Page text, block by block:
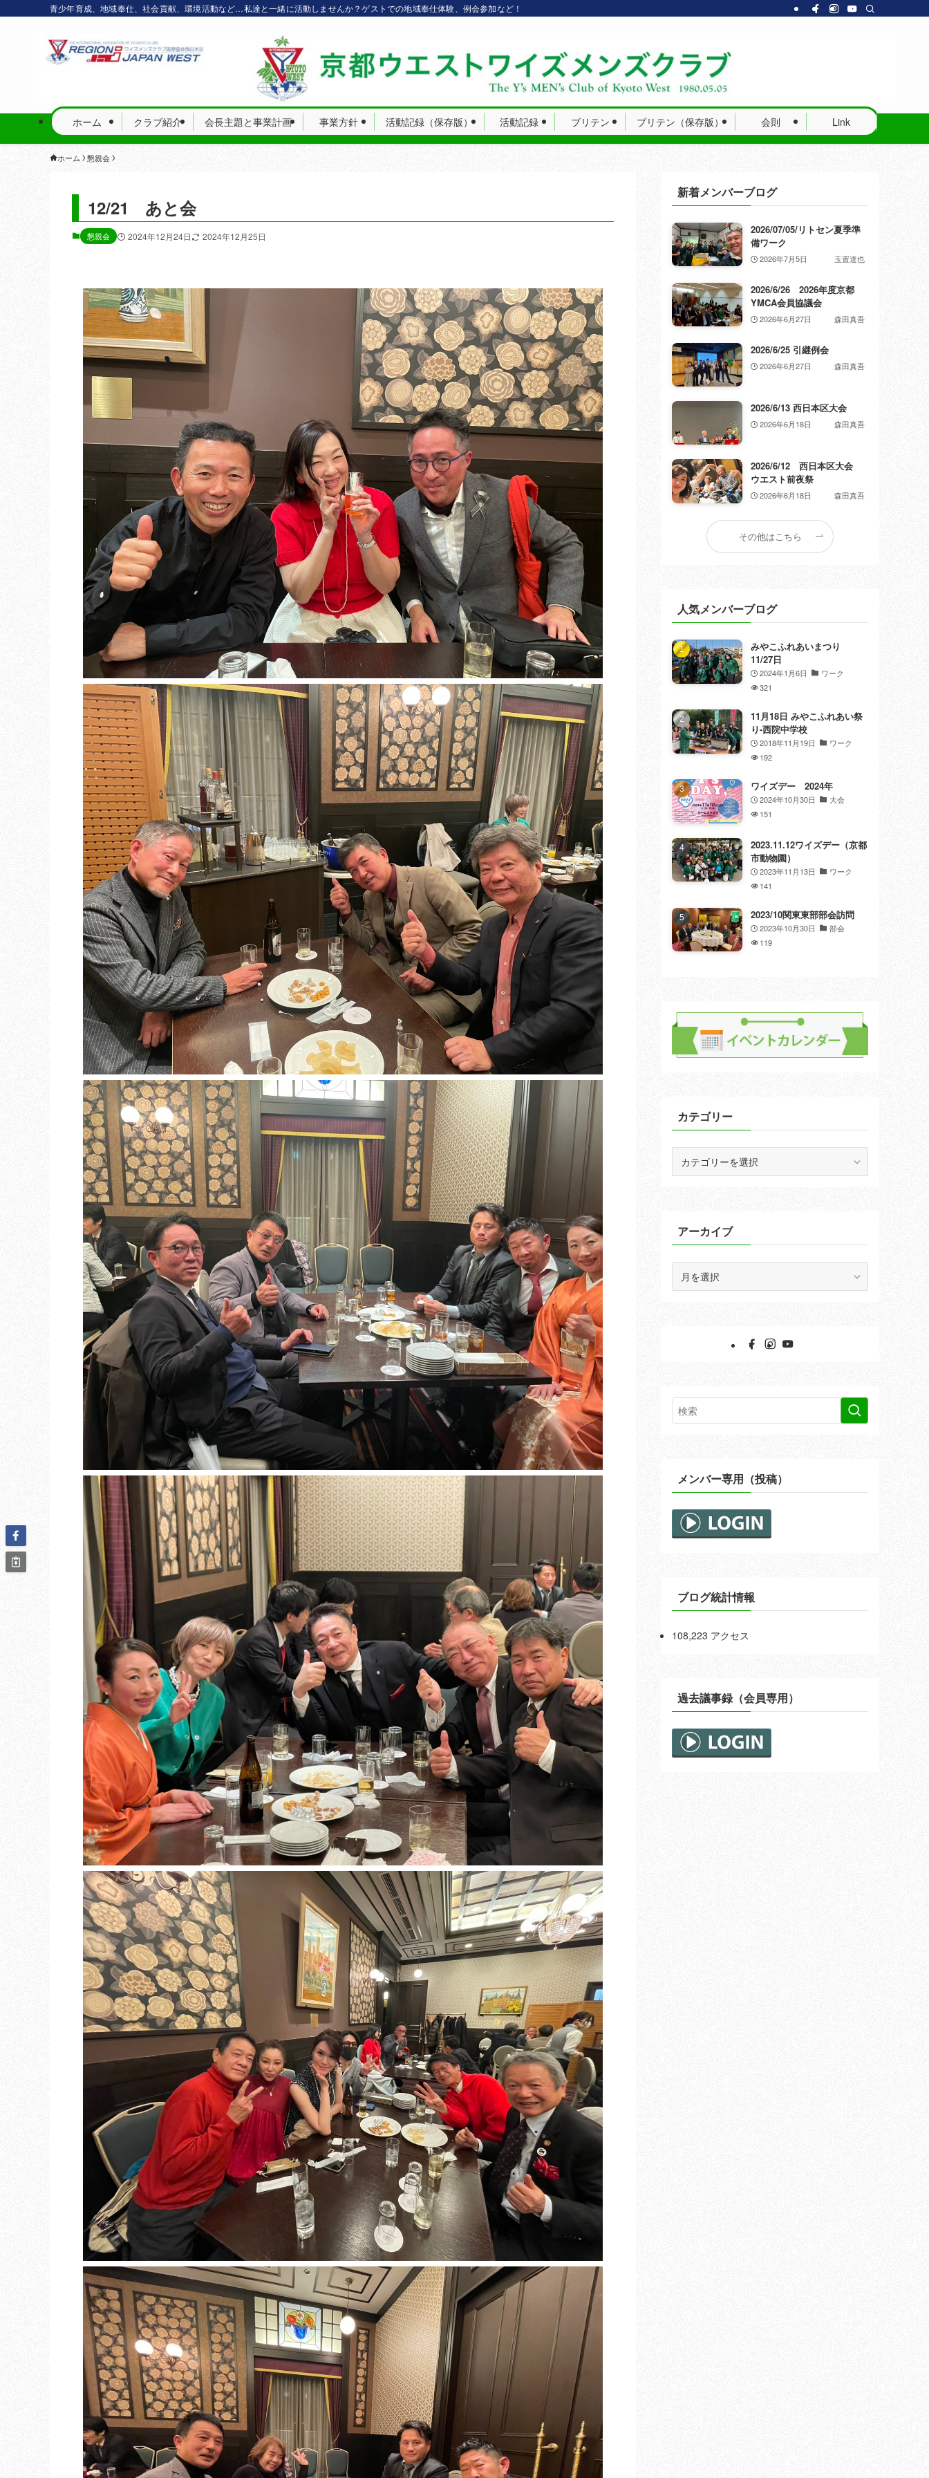
青少年育成、地域奉仕、社会貢献、環境活動など…私達と一緒に活動しませんか？ゲストでの地域奉仕体験、例会参加など！
ホーム クラブ紹介 会長主題と事業計画 事業方針 活動記録（保存版） 活動記録 ブリテン ブリテン（保存版） 会則 Link
ホーム 懇親会
12/21 あと会
懇親会 2024年12月24日 2024年12月25日
新着メンバーブログ
2026/07/05/リトセン夏季準
備ワーク
2026年7月5日 玉置達也
2026/6/26 2026年度京都
YMCA会員協議会
2026年6月27日 森田真吾
2026/6/25 引継例会
2026年6月27日 森田真吾
2026/6/13 西日本区大会
2026年6月18日 森田真吾
2026/6/12 西日本区大会
ウエスト前夜祭
2026年6月18日 森田真吾
その他はこちら
人気メンバーブログ
みやこふれあいまつり
11/27日
2024年1月6日
ワーク
321
11月18日 みやこふれあい祭
り-西院中学校
2018年11月19日
ワーク
192
ワイズデー 2024年
2024年10月30日
大会
151
2023.11.12ワイズデー（京都
市動物園）
2023年11月13日
ワーク
141
2023/10関東東部部会訪問
2023年10月30日
部会
119
カテゴリー
アーカイブ
メンバー専用（投稿）
ブログ統計情報
108,223 アクセス
過去議事録（会員専用）